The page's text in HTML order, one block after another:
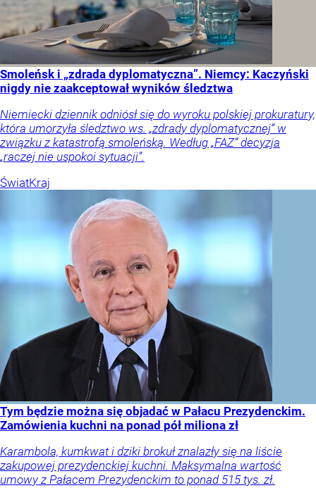
Smoleńsk i „zdrada dyplomatyczna”. Niemcy: Kaczyński
nigdy nie zaakceptował wyników śledztwa
Niemiecki dziennik odniósł się do wyroku polskiej prokuratury,
która umorzyła śledztwo ws. „zdrady dyplomatycznej” w
związku z katastrofą smoleńską. Według „FAZ” decyzja
„raczej nie uspokoi sytuacji”.
ŚwiatKraj
Tym będzie można się objadać w Pałacu Prezydenckim.
Zamówienia kuchni na ponad pół miliona zł
Karambola, kumkwat i dziki brokuł znalazły się na liście
zakupowej prezydenckiej kuchni. Maksymalna wartość
umowy z Pałacem Prezydenckim to ponad 515 tys. zł.